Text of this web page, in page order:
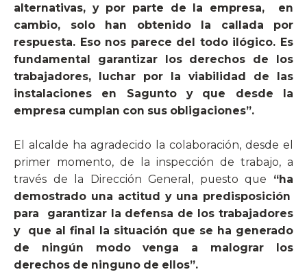
alternativas, y por parte de la empresa,
en
cambio, solo han obtenido la callada por
respuesta. Eso nos parece del todo ilógico. Es
fundamental garantizar los derechos de los
trabajadores, luchar por la viabilidad de las
instalaciones en Sagunto
y que desde la
empresa cumplan con sus obligaciones”.
El alcalde ha agradecido la colaboración, desde el
primer momento, de la inspección de trabajo, a
través de la Dirección General, puesto que “ha
demostrado una actitud y una predisposición
para
garantizar la defensa de los trabajadores
y
que al final la situación que se ha generado
de ningún modo venga a malograr los
derechos de ninguno de ellos”.